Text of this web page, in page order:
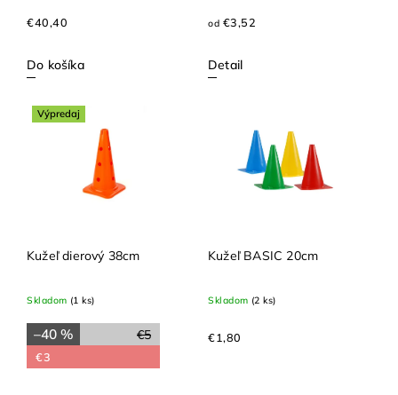
€40,40
Do košíka
od €3,52
Detail
Výpredaj
Kužeľ dierový 38cm
Skladom (1 ks)
€5
–40 %
€3
Kužeľ BASIC 20cm
Skladom (2 ks)
€1,80